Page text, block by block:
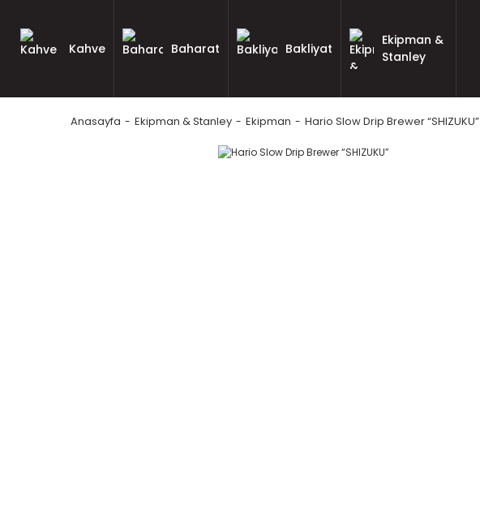
Kahve Baharat Bakliyat
Ekipman &
Stanley
Anasayfa Ekipman & Stanley Ekipman Hario Slow Drip Brewer “SHIZUKU”